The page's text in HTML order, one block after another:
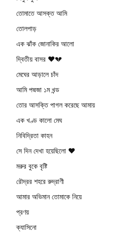
তোমাতে আসক্ত আমি
তোলপাড়
এক ঝাঁক জোনাকির আলো
দ্বিতীয় বাসর ❤️💔
মেঘের আড়ালে চাঁদ
আমি পদ্মজা ১ম খন্ড
তোর আসক্তি পাগল করেছে আমায়
এক খণ্ড কালো মেঘ
নিবিদ্রিতা কাহন
সে দিন দেখা হয়েছিলো ❤️
মরুর বুকে বৃষ্টি
রৌদ্রর শহরে রুদ্রাণী
আমার অভিমান তোমাকে নিয়ে
প্রণয়
ক্যাসিনো